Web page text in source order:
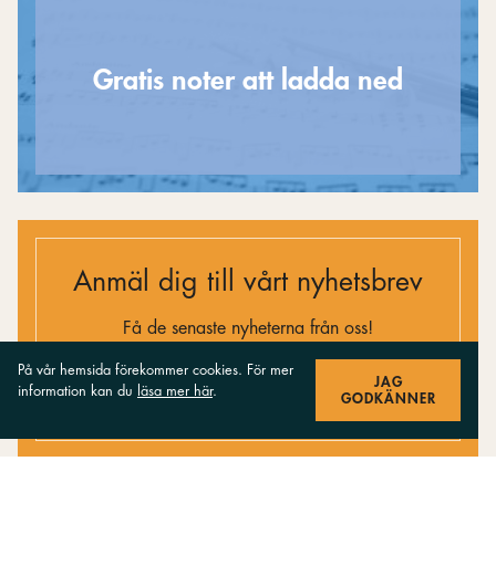
Gratis noter att ladda ned
Anmäl dig till vårt nyhetsbrev
Få de senaste nyheterna från oss!
PRENUMERERA
På vår hemsida förekommer cookies. För mer
information kan du
läsa mer här.
JAG
GODKÄNNER